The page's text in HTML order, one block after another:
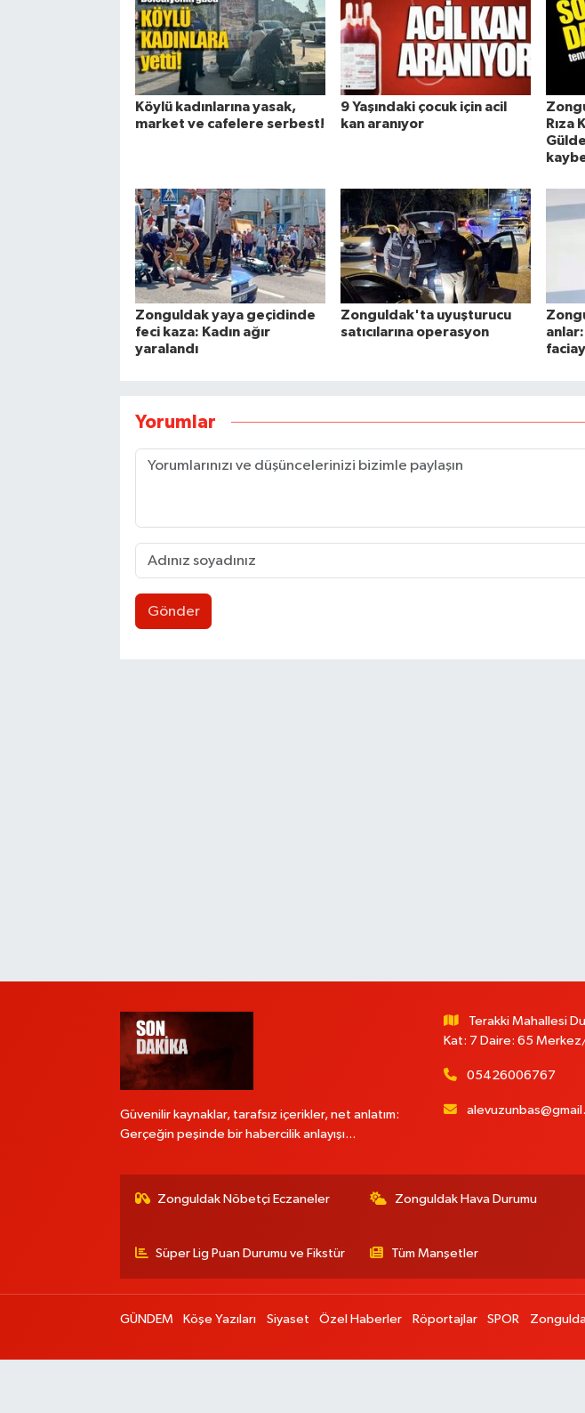
Köylü kadınlarına yasak,
market ve cafelere serbest!
9 Yaşındaki çocuk için acil
kan aranıyor
Rıza
Zonguldak yaya geçidinde
feci kaza: Kadın ağır
yaralandı
Zonguldak'ta uyuşturucu
satıcılarına operasyon
Yorumlar
Gönder
Güvenilir kaynaklar, tarafsız içerikler, net anlatım:
Gerçeğin peşinde bir habercilik anlayışı...
Terakki Mahallesi
Kat: 7 Daire: 65
05426006767
Zonguldak Nöbetçi Eczaneler Zonguldak Hava Durumu
Süper Lig Puan Durumu ve Fikstür Tüm Manşetler
GÜNDEM Köşe Yazıları Siyaset Özel Haberler Röportajlar SPOR